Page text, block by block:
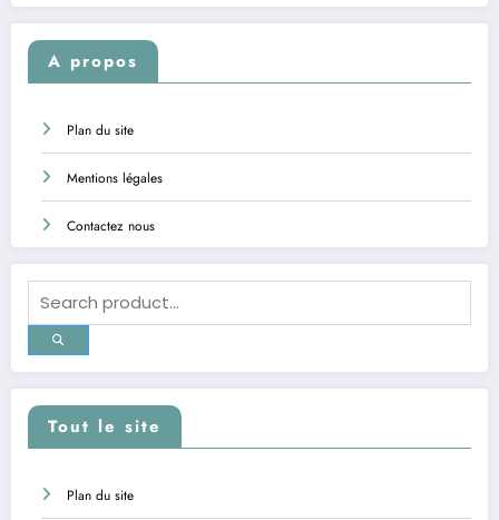
A propos
Plan du site
Mentions légales
Contactez nous
Tout le site
Plan du site